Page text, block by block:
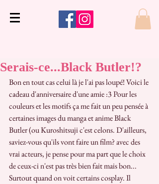
Serais-ce...Black Butler!?
Bon en tout cas celui là je l'ai pas loupé! Voici le
cadeau d'anniversaire d'une amie :3 Pour les
couleurs et les motifs ça me fait un peu pensée à
certaines images du manga et anime Black
Butler (ou Kuroshitsuji c'est celons. D'ailleurs,
saviez-vous qu'ils vont faire un film? avec des
vrai acteurs, je pense pour ma part que le choix
de ceux-ci n'est pas très bien fait mais bon...
Surtout quand on voit certains cosplay. Il